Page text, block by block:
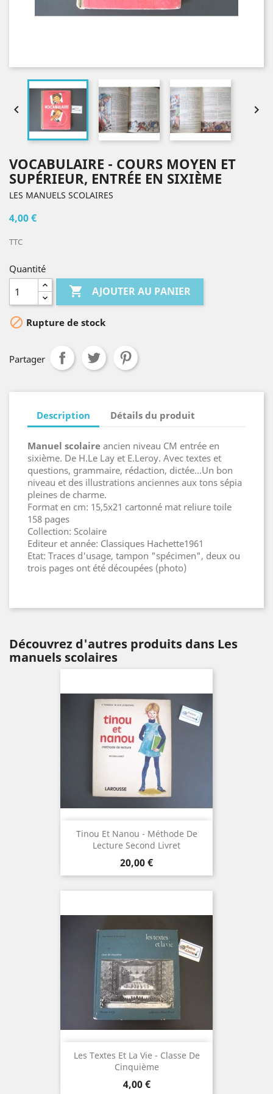
 
VOCABULAIRE - COURS MOYEN ET
SUPÉRIEUR, ENTRÉE EN SIXIÈME
LES MANUELS SCOLAIRES
4,00 €
TTC
Quantité
 AJOUTER AU PANIER
 Rupture de stock
Partager
Description Détails du produit
Manuel scolaire ancien niveau CM entrée en
sixième. De H.Le Lay et E.Leroy. Avec textes et
questions, grammaire, rédaction, dictée...Un bon
niveau et des illustrations anciennes aux tons sépia
pleines de charme.
Format en cm: 15,5x21 cartonné mat reliure toile
158 pages
Collection: Scolaire
Editeur et année: Classiques Hachette1961
Etat: Traces d'usage, tampon "spécimen", deux ou
trois pages ont été découpées (photo)
Découvrez d'autres produits dans Les
manuels scolaires
Tinou Et Nanou - Méthode De
Lecture Second Livret
Prix
20,00 €
Les Textes Et La Vie - Classe De
Cinquième
Prix
4,00 €